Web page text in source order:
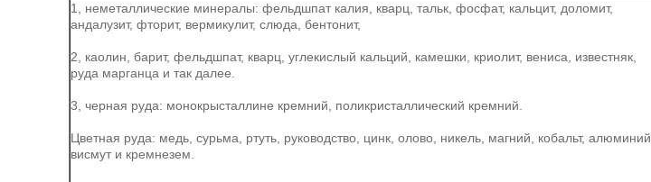
1, неметаллические минералы: фельдшпат калия, кварц, тальк, фосфат, кальцит, доломит,
андалузит, фторит, вермикулит, слюда, бентонит,
2, каолин, барит, фельдшпат, кварц, углекислый кальций, камешки, криолит, вениса, известняк,
руда марганца и так далее.
3, черная руда: монокрысталлине кремний, поликристаллический кремний.
Цветная руда: медь, сурьма, ртуть, руководство, цинк, олово, никель, магний, кобальт, алюминий,
висмут и кремнезем.